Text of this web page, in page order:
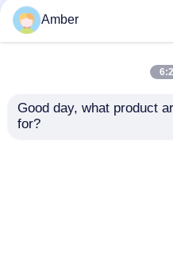
চালিয়ে
Amber
Good day, what product
for?